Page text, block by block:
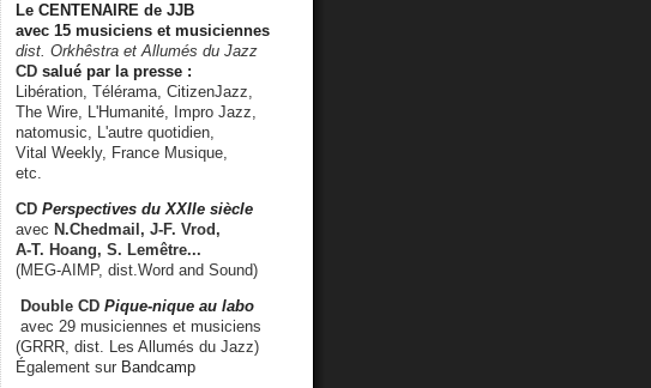
Le CENTENAIRE de JJB
avec 15 musiciens et musiciennes
dist. Orkhêstra et Allumés du Jazz
CD salué par la presse :
Libération, Télérama, CitizenJazz,
The Wire, L'Humanité, Impro Jazz,
natomusic, L'autre quotidien,
Vital Weekly, France Musique,
etc.
CD Perspectives du XXIIe siècle
avec N.Chedmail, J-F. Vrod,
A-T. Hoang, S. Lemêtre...
(MEG-AIMP, dist.Word and Sound)
Double CD Pique-nique au labo
avec 29 musiciennes et musiciens
(GRRR, dist. Les Allumés du Jazz)
Également sur Bandcamp